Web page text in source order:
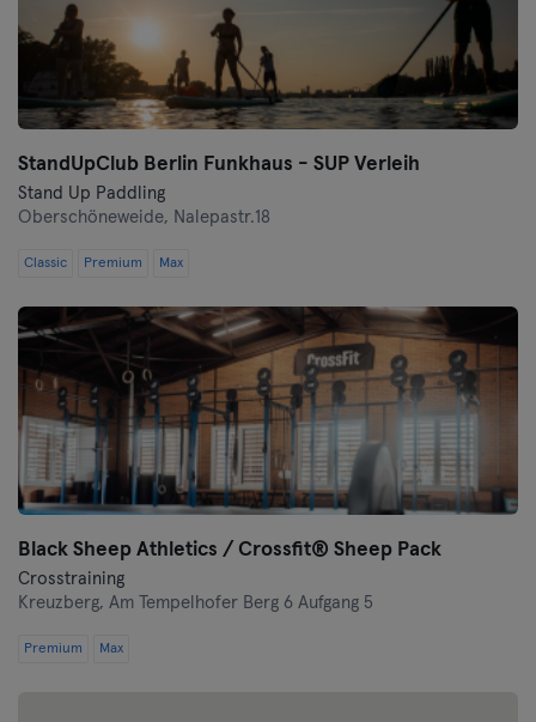
StandUpClub Berlin Funkhaus - SUP Verleih
Stand Up Paddling
Oberschöneweide, Nalepastr.18
Classic Premium Max
Black Sheep Athletics / Crossfit® Sheep Pack
Crosstraining
Kreuzberg, Am Tempelhofer Berg 6 Aufgang 5
Premium Max